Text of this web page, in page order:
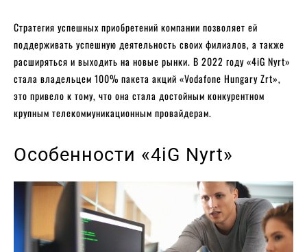
Стратегия успешных приобретений компании позволяет ей
поддерживать успешную деятельность своих филиалов, а также
расширяться и выходить на новые рынки. В 2022 году «4iG Nyrt»
стала владельцем 100% пакета акций «Vodafone Hungary Zrt»,
это привело к тому, что она стала достойным конкурентном
крупным телекоммуникационным провайдерам.
Особенности «4iG Nyrt»